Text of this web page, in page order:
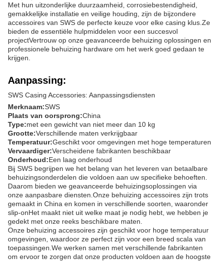
Met hun uitzonderlijke duurzaamheid, corrosiebestendigheid,
gemakkelijke installatie en veilige houding, zijn de bijzondere
accessoires van SWS de perfecte keuze voor elke casing klus.Ze
bieden de essentiële hulpmiddelen voor een succesvol
projectVertrouw op onze geavanceerde behuizing oplossingen en
professionele behuizing hardware om het werk goed gedaan te
krijgen.
Aanpassing:
SWS Casing Accessories: Aanpassingsdiensten
Merknaam:SWS
Plaats van oorsprong:China
Type:met een gewicht van niet meer dan 10 kg
Grootte:Verschillende maten verkrijgbaar
Temperatuur:Geschikt voor omgevingen met hoge temperaturen
Vervaardiger:Verscheidene fabrikanten beschikbaar
Onderhoud:Een laag onderhoud
Bij SWS begrijpen we het belang van het leveren van betaalbare
behuizingsonderdelen die voldoen aan uw specifieke behoeften.
Daarom bieden we geavanceerde behuizingsoplossingen via
onze aanpasbare diensten.Onze behuizing accessoires zijn trots
gemaakt in China en komen in verschillende soorten, waaronder
slip-onHet maakt niet uit welke maat je nodig hebt, we hebben je
gedekt met onze reeks beschikbare maten.
Onze behuizing accessoires zijn geschikt voor hoge temperatuur
omgevingen, waardoor ze perfect zijn voor een breed scala van
toepassingen.We werken samen met verschillende fabrikanten
om ervoor te zorgen dat onze producten voldoen aan de hoogste